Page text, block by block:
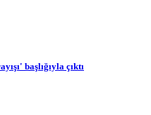
başlığıyla çıktı